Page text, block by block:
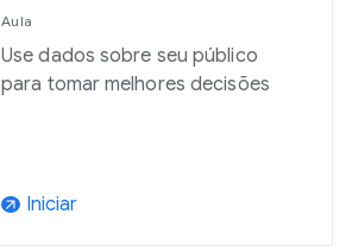
Aula
Use dados sobre seu público
para tomar melhores decisões
arrow_outward Iniciar